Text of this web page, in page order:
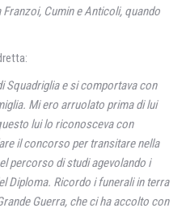
Cumin e Anticoli, quando
Squadriglia e si comportava con
Mi ero arruolato prima di lui
lui lo riconosceva con
il concorso per transitare nella
percorso di studi agevolando i
Diploma. Ricordo i funerali in terra
Guerra, che ci ha accolto con